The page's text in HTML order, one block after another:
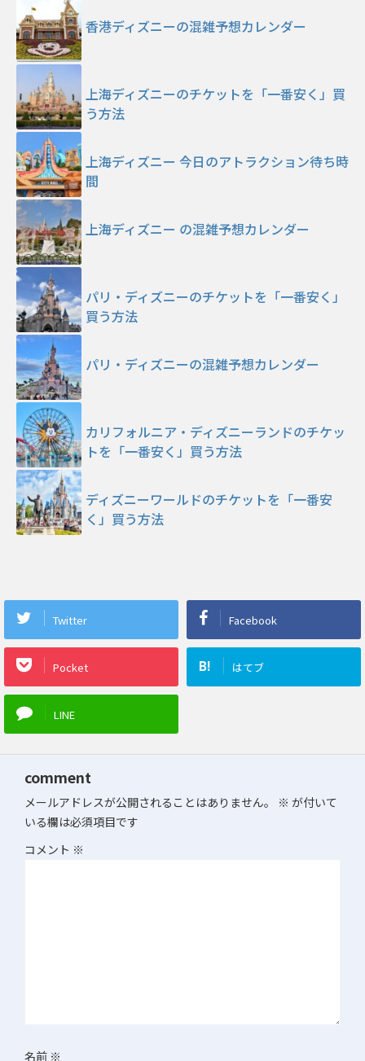
香港ディズニーの混雑予想カレンダー
上海ディズニーのチケットを「一番安く」買
う方法
上海ディズニー 今日のアトラクション待ち時
間
上海ディズニー の混雑予想カレンダー
パリ・ディズニーのチケットを「一番安く」
買う方法
パリ・ディズニーの混雑予想カレンダー
カリフォルニア・ディズニーランドのチケッ
トを「一番安く」買う方法
ディズニーワールドのチケットを「一番安
く」買う方法
Twitter Facebook
Pocket B! はてブ
LINE
comment
メールアドレスが公開されることはありません。 ※ が付いて
いる欄は必須項目です
コメント ※
名前 ※